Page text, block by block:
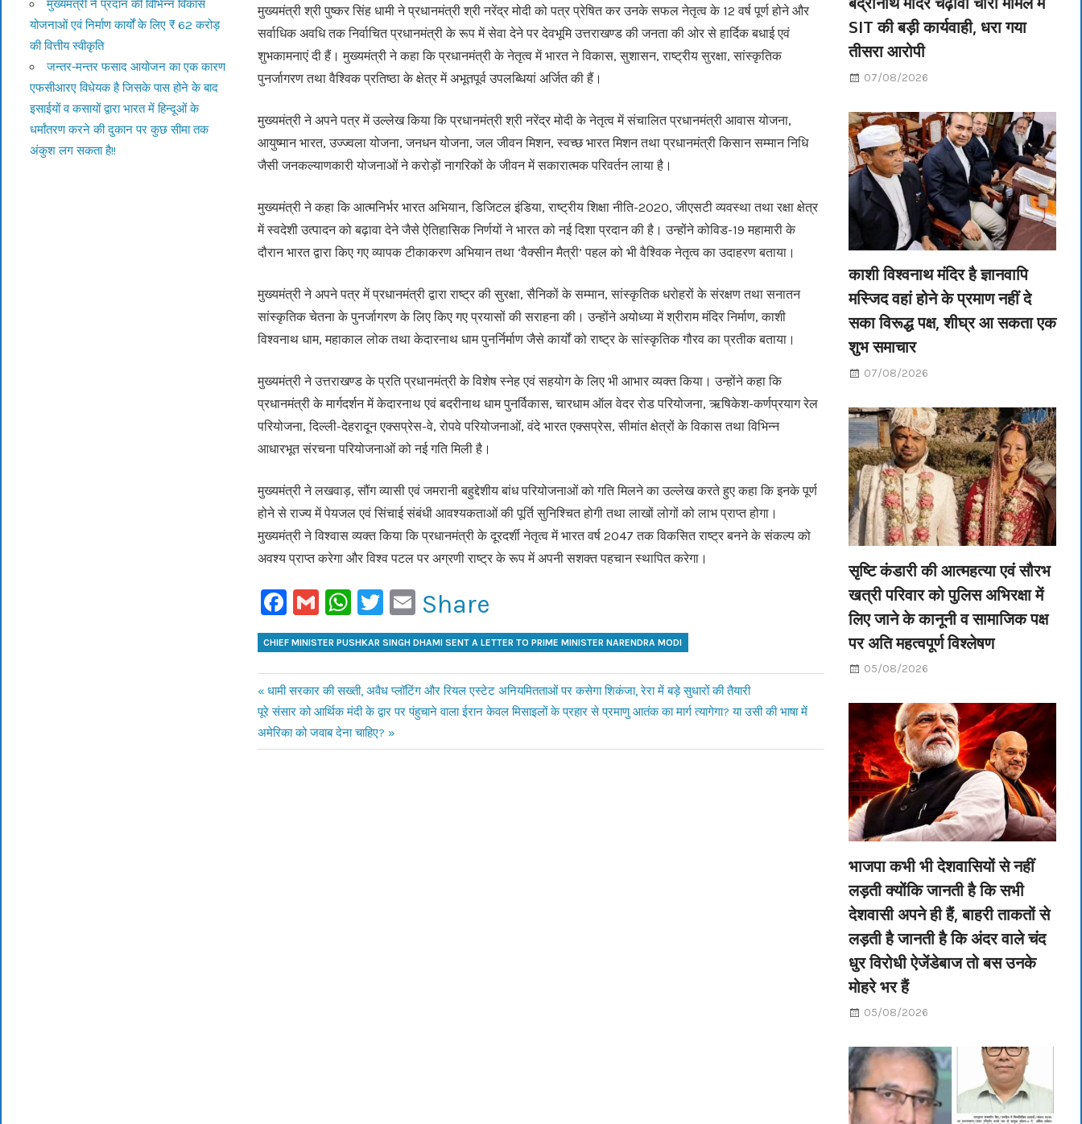
मुख्यमंत्री श्री पुष्कर सिंह धामी ने प्रधानमंत्री श्री नरेंद्र मोदी को पत्र प्रेषित कर उनके सफल नेतृत्व के 12 वर्ष पूर्ण होने और
सर्वाधिक अवधि तक निर्वाचित प्रधानमंत्री के रूप में सेवा देने पर देवभूमि उत्तराखण्ड की जनता की ओर से हार्दिक बधाई एवं
शुभकामनाएं दी हैं। मुख्यमंत्री ने कहा कि प्रधानमंत्री के नेतृत्व में भारत ने विकास, सुशासन, राष्ट्रीय सुरक्षा, सांस्कृतिक
पुनर्जागरण तथा वैश्विक प्रतिष्ठा के क्षेत्र में अभूतपूर्व उपलब्धियां अर्जित की हैं।
मुख्यमंत्री ने अपने पत्र में उल्लेख किया कि प्रधानमंत्री श्री नरेंद्र मोदी के नेतृत्व में संचालित प्रधानमंत्री आवास योजना,
आयुष्मान भारत, उज्ज्वला योजना, जनधन योजना, जल जीवन मिशन, स्वच्छ भारत मिशन तथा प्रधानमंत्री किसान सम्मान निधि
जैसी जनकल्याणकारी योजनाओं ने करोड़ों नागरिकों के जीवन में सकारात्मक परिवर्तन लाया है।
मुख्यमंत्री ने कहा कि आत्मनिर्भर भारत अभियान, डिजिटल इंडिया, राष्ट्रीय शिक्षा नीति-2020, जीएसटी व्यवस्था तथा रक्षा क्षेत्र
में स्वदेशी उत्पादन को बढ़ावा देने जैसे ऐतिहासिक निर्णयों ने भारत को नई दिशा प्रदान की है। उन्होंने कोविड-19 महामारी के
दौरान भारत द्वारा किए गए व्यापक टीकाकरण अभियान तथा ‘वैक्सीन मैत्री’ पहल को भी वैश्विक नेतृत्व का उदाहरण बताया।
मुख्यमंत्री ने अपने पत्र में प्रधानमंत्री द्वारा राष्ट्र की सुरक्षा, सैनिकों के सम्मान, सांस्कृतिक धरोहरों के संरक्षण तथा सनातन
सांस्कृतिक चेतना के पुनर्जागरण के लिए किए गए प्रयासों की सराहना की। उन्होंने अयोध्या में श्रीराम मंदिर निर्माण, काशी
विश्वनाथ धाम, महाकाल लोक तथा केदारनाथ धाम पुनर्निर्माण जैसे कार्यों को राष्ट्र के सांस्कृतिक गौरव का प्रतीक बताया।
मुख्यमंत्री ने उत्तराखण्ड के प्रति प्रधानमंत्री के विशेष स्नेह एवं सहयोग के लिए भी आभार व्यक्त किया। उन्होंने कहा कि
प्रधानमंत्री के मार्गदर्शन में केदारनाथ एवं बदरीनाथ धाम पुनर्विकास, चारधाम ऑल वेदर रोड परियोजना, ऋषिकेश-कर्णप्रयाग रेल
परियोजना, दिल्ली-देहरादून एक्सप्रेस-वे, रोपवे परियोजनाओं, वंदे भारत एक्सप्रेस, सीमांत क्षेत्रों के विकास तथा विभिन्न
आधारभूत संरचना परियोजनाओं को नई गति मिली है।
मुख्यमंत्री ने लखवाड़, सौंग व्यासी एवं जमरानी बहुद्देशीय बांध परियोजनाओं को गति मिलने का उल्लेख करते हुए कहा कि इनके पूर्ण
होने से राज्य में पेयजल एवं सिंचाई संबंधी आवश्यकताओं की पूर्ति सुनिश्चित होगी तथा लाखों लोगों को लाभ प्राप्त होगा।
मुख्यमंत्री ने विश्वास व्यक्त किया कि प्रधानमंत्री के दूरदर्शी नेतृत्व में भारत वर्ष 2047 तक विकसित राष्ट्र बनने के संकल्प को
अवश्य प्राप्त करेगा और विश्व पटल पर अग्रणी राष्ट्र के रूप में अपनी सशक्त पहचान स्थापित करेगा।
Facebook
GmailWhatsApp
Twitter
Email
Share
CHIEF MINISTER PUSHKAR SINGH DHAMI SENT A LETTER TO PRIME MINISTER NARENDRA MODI
Post
navigation
Previous
Post:
धामी सरकार की सख्ती, अवैध प्लॉटिंग और रियल एस्टेट अनियमितताओं पर कसेगा शिकंजा, रेरा में बड़े सुधारों की तैयारी
Next
Post:
पूरे संसार को आर्थिक मंदी के द्वार पर पंहुचाने वाला ईरान केवल मिसाइलों के प्रहार से प्रमाणु आतंक का मार्ग त्यागेगा? या उसी की भाषा में
अमेरिका को जवाब देना चाहिए?
मुख्यमंत्री ने प्रदान की विभिन्न विकास
योजनाओं एवं निर्माण कार्यों के लिए ₹ 62 करोड़
की वित्तीय स्वीकृति
जन्तर-मन्तर फसाद आयोजन का एक कारण
एफसीआरए विधेयक है जिसके पास होने के बाद
इसाईयों व कसायों द्वारा भारत में हिन्दूओं के
धर्मांतरण करने की दुकान पर कुछ सीमा तक
अंकुश लग सकता है!!
SIT की बड़ी कार्यवाही, धरा गया
तीसरा आरोपी
07/08/2026
काशी विश्वनाथ मंदिर है ज्ञानवापि
मस्जिद वहां होने के प्रमाण नहीं दे
सका विरूद्ध पक्ष, शीघ्र आ सकता एक
शुभ समाचार
07/08/2026
सृष्टि कंडारी की आत्महत्या एवं सौरभ
खत्री परिवार को पुलिस अभिरक्षा में
लिए जाने के कानूनी व सामाजिक पक्ष
पर अति महत्वपूर्ण विश्लेषण
05/08/2026
भाजपा कभी भी देशवासियों से नहीं
लड़ती क्योंकि जानती है कि सभी
देशवासी अपने ही हैं, बाहरी ताकतों से
लड़ती है जानती है कि अंदर वाले चंद
धुर विरोधी ऐजेंडेबाज तो बस उनके
मोहरे भर हैं
05/08/2026